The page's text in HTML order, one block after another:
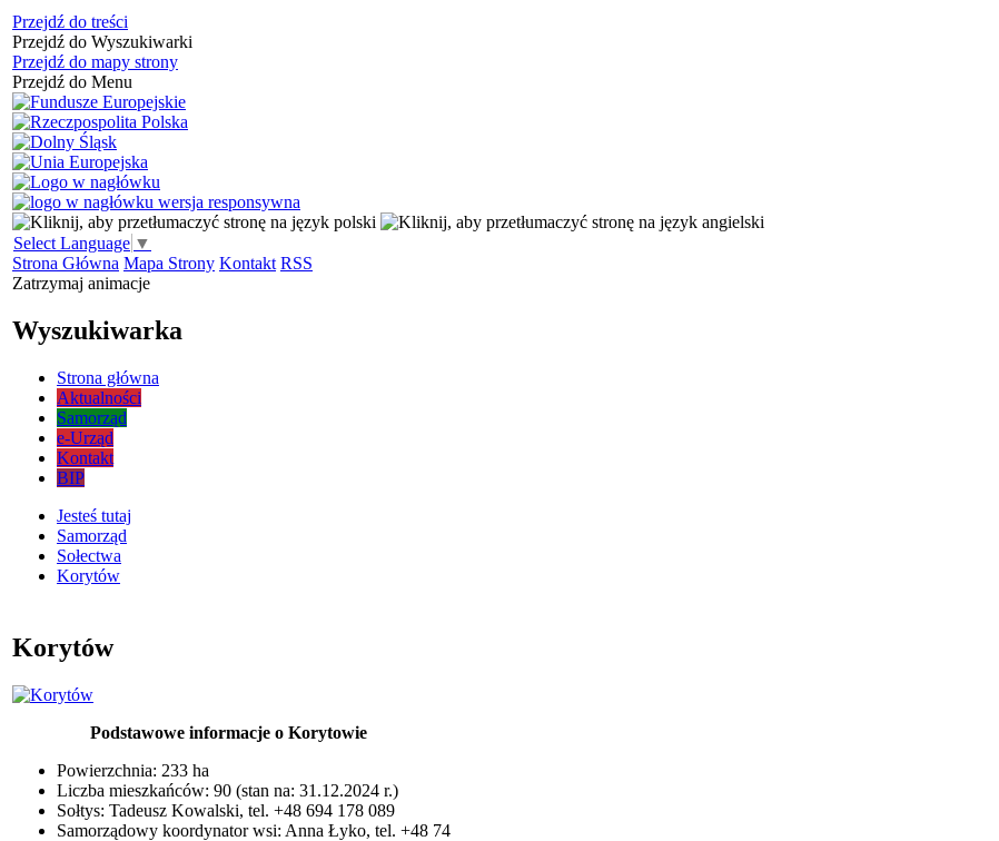
Przejdź do treści
Przejdź do Wyszukiwarki
Przejdź do mapy strony
Przejdź do Menu
Select Language ▼
Strona Główna Mapa Strony Kontakt RSS
Zatrzymaj animacje
Wyszukiwarka
Strona główna
Aktualności
Samorząd
e-Urząd
Kontakt
BIP
Jesteś tutaj
Samorząd
Sołectwa
Korytów
Korytów
Podstawowe informacje o Korytowie
Powierzchnia: 233 ha
Liczba mieszkańców: 90 (stan na: 31.12.2024 r.)
Sołtys: Tadeusz Kowalski, tel. +48 694 178 089
Samorządowy koordynator wsi: Anna Łyko, tel. +48 74